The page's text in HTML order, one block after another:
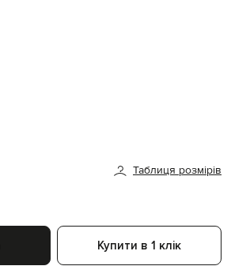
Таблиця розмірів
Купити в 1 клік